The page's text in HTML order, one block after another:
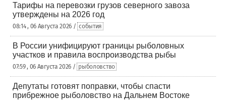
Тарифы на перевозки грузов северного завоза
утверждены на 2026 год
08:14 , 06 Августа 2026 / события
В России унифицируют границы рыболовных
участков и правила воспроизводства рыбы
07:59 , 06 Августа 2026 / рыболовство
Депутаты готовят поправки, чтобы спасти
прибрежное рыболовство на Дальнем Востоке